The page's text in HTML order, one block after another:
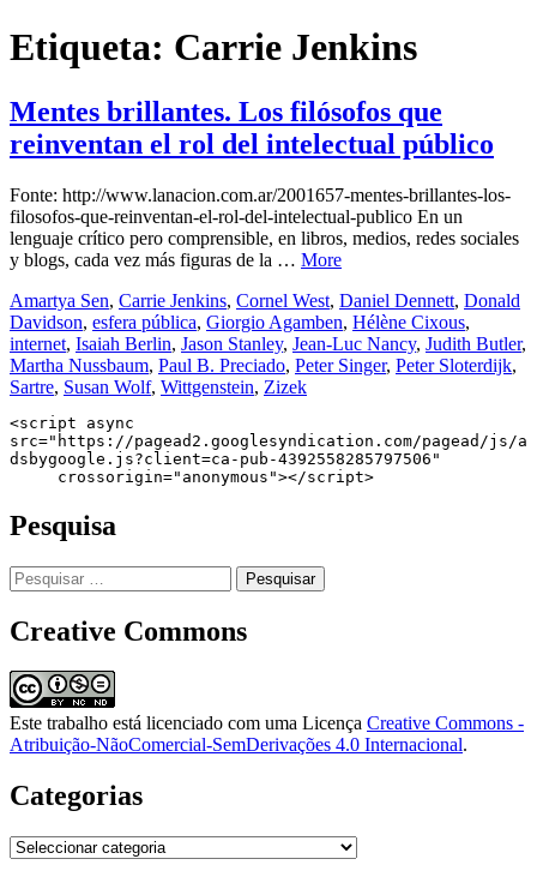
Etiqueta: Carrie Jenkins
Mentes brillantes. Los filósofos que
reinventan el rol del intelectual público
Fonte: http://www.lanacion.com.ar/2001657-mentes-brillantes-los-
filosofos-que-reinventan-el-rol-del-intelectual-publico En un
lenguaje crítico pero comprensible, en libros, medios, redes sociales
y blogs, cada vez más figuras de la … More
Amartya Sen, Carrie Jenkins, Cornel West, Daniel Dennett, Donald
Davidson, esfera pública, Giorgio Agamben, Hélène Cixous,
internet, Isaiah Berlin, Jason Stanley, Jean-Luc Nancy, Judith Butler,
Martha Nussbaum, Paul B. Preciado, Peter Singer, Peter Sloterdijk,
Sartre, Susan Wolf, Wittgenstein, Zizek
<script async
src="https://pagead2.googlesyndication.com/pagead/js/a
dsbygoogle.js?client=ca-pub-4392558285797506"
     crossorigin="anonymous"></script>
Pesquisa
Pesquisar
por:
Creative Commons
Este trabalho está licenciado com uma Licença Creative Commons -
Atribuição-NãoComercial-SemDerivações 4.0 Internacional.
Categorias
Categorias